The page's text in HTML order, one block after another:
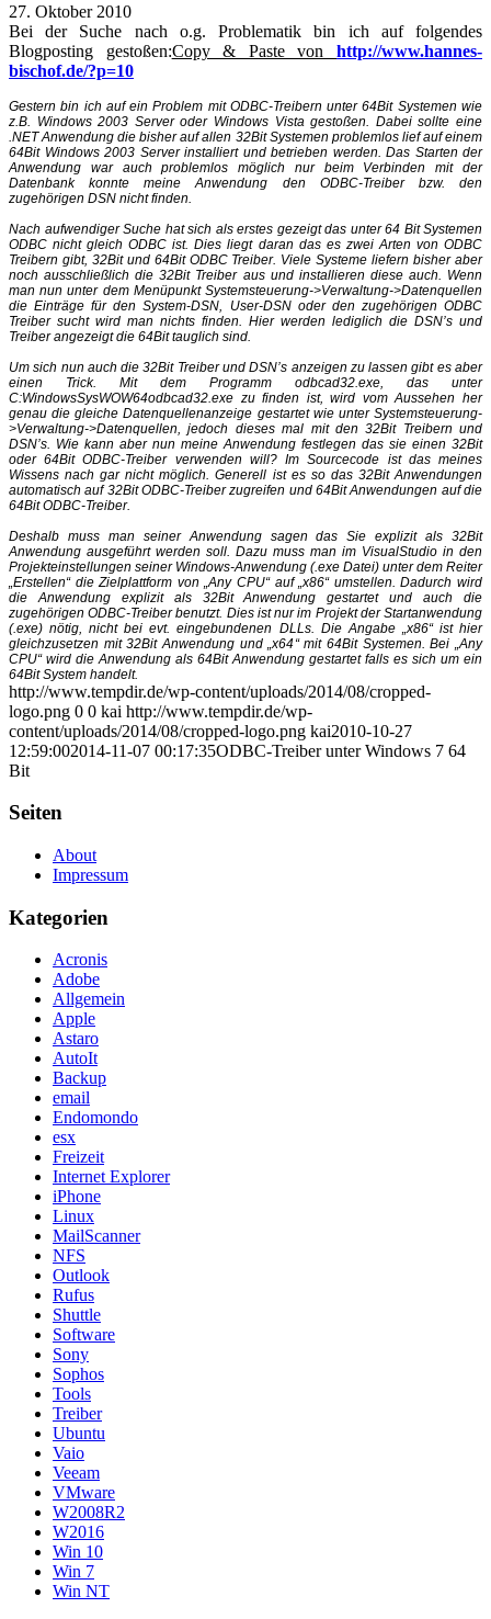
27. Oktober 2010
Bei der Suche nach o.g. Problematik bin ich auf folgendes
Blogposting gestoßen:Copy & Paste vonhttp://www.hannes-
bischof.de/?p=10
Gestern bin ich auf ein Problem mit ODBC-Treibern unter 64Bit Systemen wie
z.B. Windows 2003 Server oder Windows Vista gestoßen. Dabei sollte eine
.NET Anwendung die bisher auf allen 32Bit Systemen problemlos lief auf einem
64Bit Windows 2003 Server installiert und betrieben werden. Das Starten der
Anwendung war auch problemlos möglich nur beim Verbinden mit der
Datenbank konnte meine Anwendung den ODBC-Treiber bzw. den
zugehörigen DSN nicht finden.
Nach aufwendiger Suche hat sich als erstes gezeigt das unter 64 Bit Systemen
ODBC nicht gleich ODBC ist. Dies liegt daran das es zwei Arten von ODBC
Treibern gibt, 32Bit und 64Bit ODBC Treiber. Viele Systeme liefern bisher aber
noch ausschließlich die 32Bit Treiber aus und installieren diese auch. Wenn
man nun unter dem Menüpunkt Systemsteuerung->Verwaltung->Datenquellen
die Einträge für den System-DSN, User-DSN oder den zugehörigen ODBC
Treiber sucht wird man nichts finden. Hier werden lediglich die DSN’s und
Treiber angezeigt die 64Bit tauglich sind.
Um sich nun auch die 32Bit Treiber und DSN’s anzeigen zu lassen gibt es aber
einen Trick. Mit dem Programm odbcad32.exe, das unter
C:WindowsSysWOW64odbcad32.exe zu finden ist, wird vom Aussehen her
genau die gleiche Datenquellenanzeige gestartet wie unter Systemsteuerung-
>Verwaltung->Datenquellen, jedoch dieses mal mit den 32Bit Treibern und
DSN’s. Wie kann aber nun meine Anwendung festlegen das sie einen 32Bit
oder 64Bit ODBC-Treiber verwenden will? Im Sourcecode ist das meines
Wissens nach gar nicht möglich. Generell ist es so das 32Bit Anwendungen
automatisch auf 32Bit ODBC-Treiber zugreifen und 64Bit Anwendungen auf die
64Bit ODBC-Treiber.
Deshalb muss man seiner Anwendung sagen das Sie explizit als 32Bit
Anwendung ausgeführt werden soll. Dazu muss man im VisualStudio in den
Projekteinstellungen seiner Windows-Anwendung (.exe Datei) unter dem Reiter
„Erstellen“ die Zielplattform von „Any CPU“ auf „x86“ umstellen. Dadurch wird
die Anwendung explizit als 32Bit Anwendung gestartet und auch die
zugehörigen ODBC-Treiber benutzt. Dies ist nur im Projekt der Startanwendung
(.exe) nötig, nicht bei evt. eingebundenen DLLs. Die Angabe „x86“ ist hier
gleichzusetzen mit 32Bit Anwendung und „x64“ mit 64Bit Systemen. Bei „Any
CPU“ wird die Anwendung als 64Bit Anwendung gestartet falls es sich um ein
64Bit System handelt.
http://www.tempdir.de/wp-content/uploads/2014/08/cropped-
logo.png 0 0 kai http://www.tempdir.de/wp-
content/uploads/2014/08/cropped-logo.png kai2010-10-27
12:59:002014-11-07 00:17:35ODBC-Treiber unter Windows 7 64
Bit
Seiten
About
Impressum
Kategorien
Acronis
Adobe
Allgemein
Apple
Astaro
AutoIt
Backup
email
Endomondo
esx
Freizeit
Internet Explorer
iPhone
Linux
MailScanner
NFS
Outlook
Rufus
Shuttle
Software
Sony
Sophos
Tools
Treiber
Ubuntu
Vaio
Veeam
VMware
W2008R2
W2016
Win 10
Win 7
Win NT